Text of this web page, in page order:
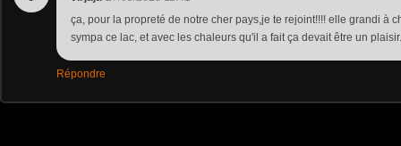
ça, pour la propreté de notre cher pays,je te rejoint!!!! elle grandi à
sympa ce lac, et avec les chaleurs qu'il a fait ça devait être un
Répondre